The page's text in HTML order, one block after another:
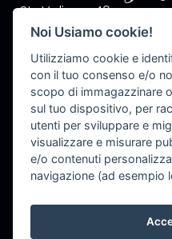
Str. Valiares 40
I-39030 S.Vigilio di
Tel. +39 0474 50 10 28
Fax +39 0474 50 13 81
P.IVA 00576540215
info@olympiahotel.it
Cookie Settings
Noi Usiamo cookie!
Utilizziamo cookie e
con il tuo consenso e/o
scopo di immagazzinare
sul tuo dispositivo, per
utenti per sviluppare e
visualizzare e misurare
e/o contenuti
navigazione (ad esempio